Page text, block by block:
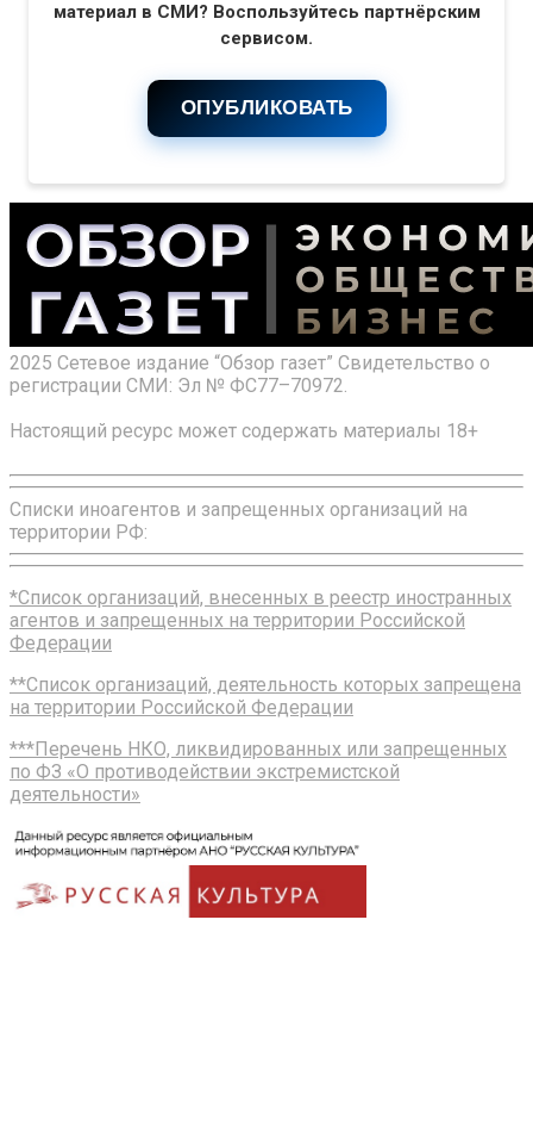
материал в СМИ? Воспользуйтесь партнёрским
сервисом.
ОПУБЛИКОВАТЬ
2025 Сетевое издание “Обзор газет” Свидетельство о
регистрации СМИ: Эл № ФС77–70972.
Настоящий ресурс может содержать материалы 18+
Списки иноагентов и запрещенных организаций на
территории РФ:
*Список организаций, внесенных в реестр иностранных
агентов и запрещенных на территории Российской
Федерации
**Список организаций, деятельность которых запрещена
на территории Российской Федерации
***Перечень НКО, ликвидированных или запрещенных
по ФЗ «О противодействии экстремистской
деятельности»